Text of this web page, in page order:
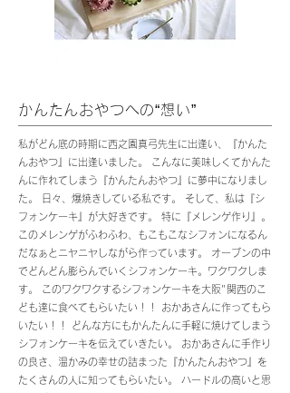
かんたんおやつへの“想い”
私がどん底の時期に西之園真弓先生に出逢い、『かんた
んおやつ』に出逢いました。 こんなに美味しくてかんた
んに作れてしまう『かんたんおやつ』に夢中になりまし
た。 日々、爆焼きしている私です。 そして、私は『シ
フォンケーキ』が大好きです。 特に『メレンゲ作り』。
このメレンゲがふわふわ、もこもこなシフォンになるん
だなぁとニヤニヤしながら作っています。 オーブンの中
でどんどん膨らんでいくシフォンケーキ。ワクワクしま
す。 このワクワクするシフォンケーキを大阪"関西のこ
ども達に食べてもらいたい！！ おかあさんに作ってもら
いたい！！ どんな方にもかんたんに手軽に焼けてしまう
シフォンケーキを伝えていきたい。 おかあさんに手作り
の良さ、温かみの幸せの詰まった『かんたんおやつ』を
たくさんの人に知ってもらいたい。 ハードルの高いと思